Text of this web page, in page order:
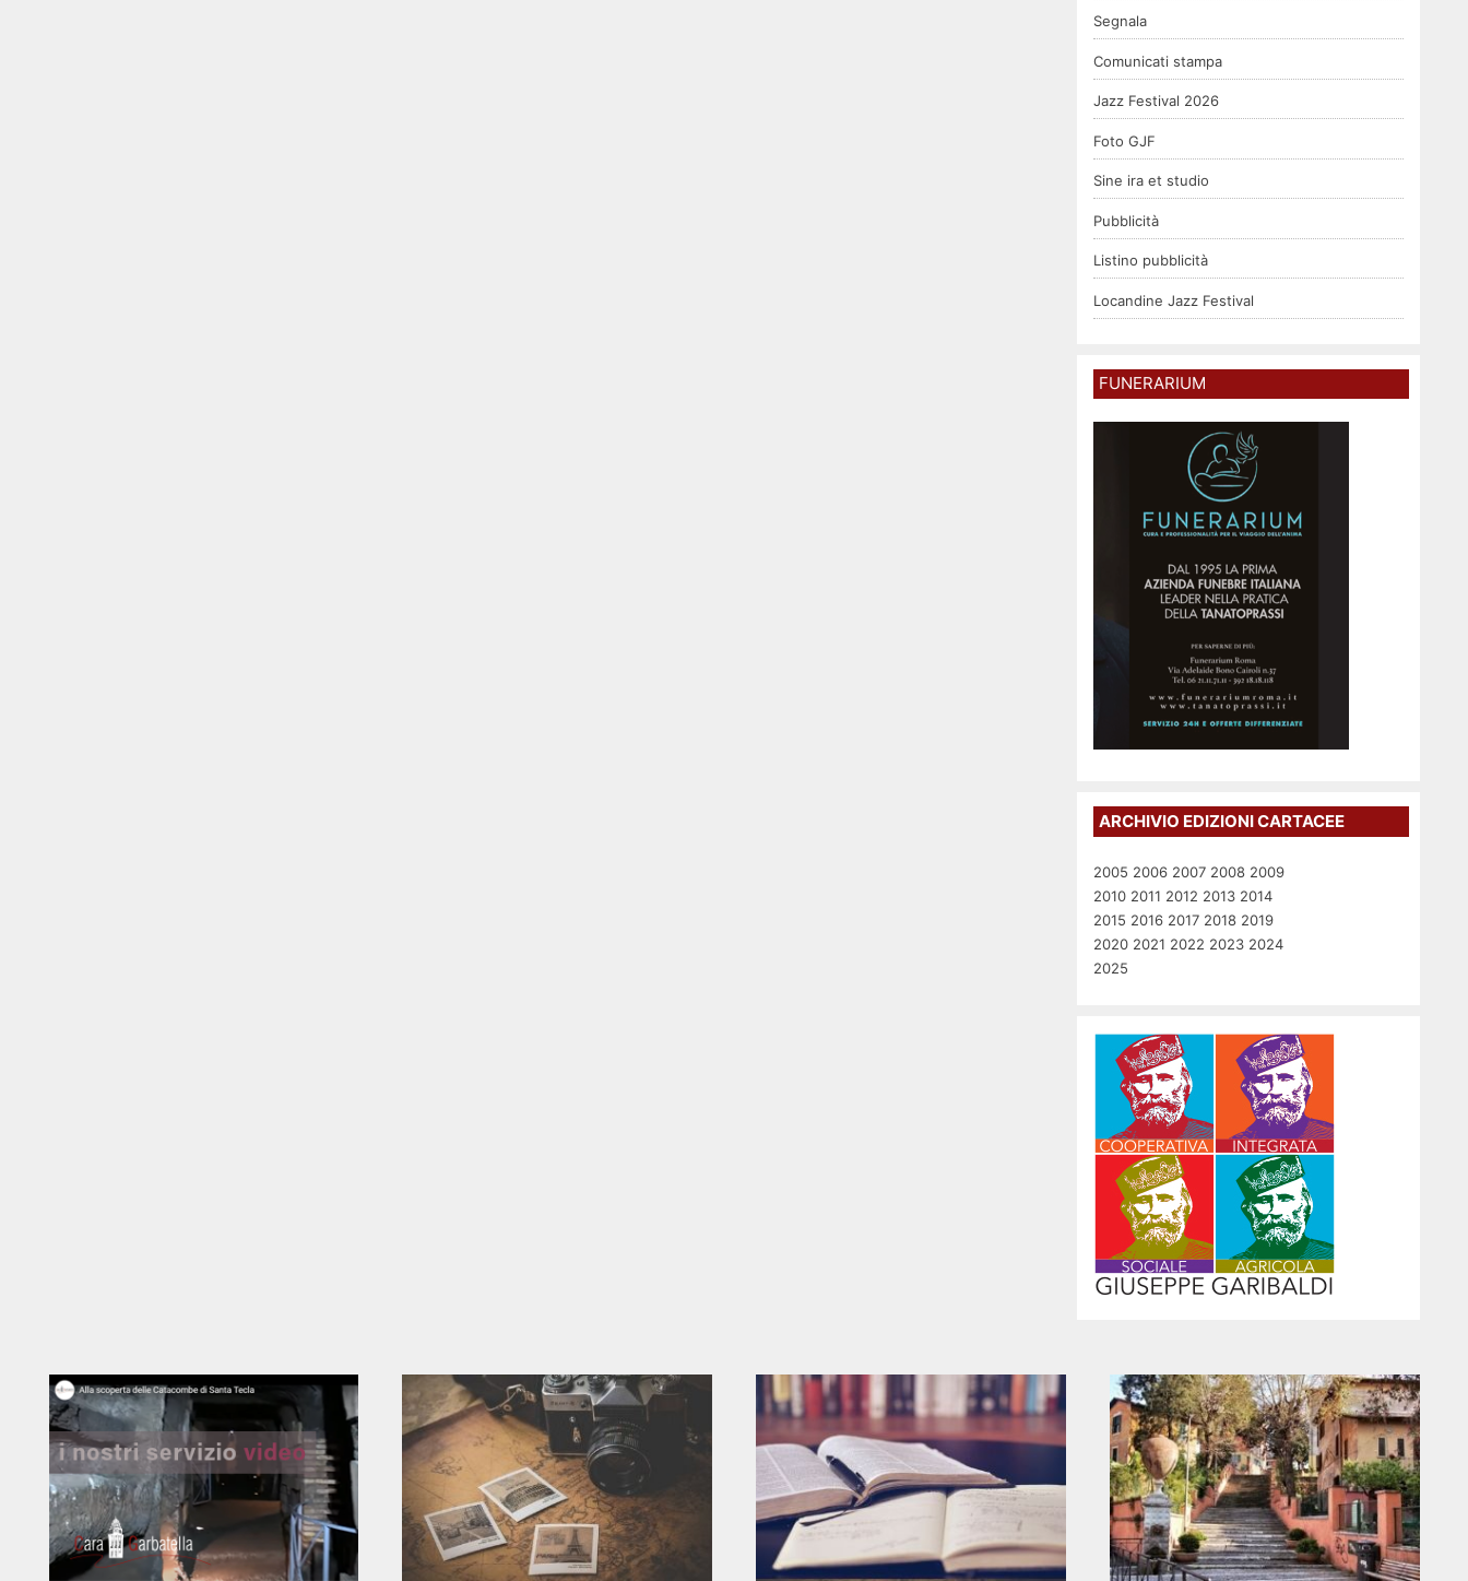
Segnala
Comunicati stampa
Jazz Festival 2026
Foto GJF
Sine ira et studio
Pubblicità
Listino pubblicità
Locandine Jazz Festival
FUNERARIUM
ARCHIVIO EDIZIONI CARTACEE
2005 2006 2007 2008 2009
2010 2011 2012 2013 2014
2015 2016 2017 2018 2019
2020 2021 2022 2023 2024
2025